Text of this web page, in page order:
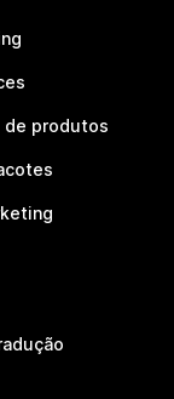
de produtos